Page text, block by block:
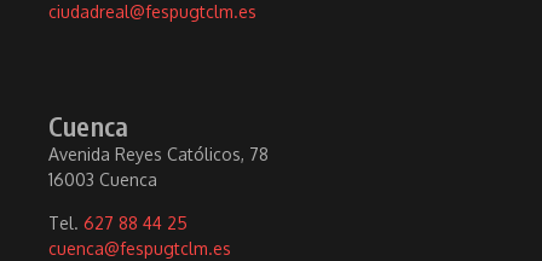
ciudadreal@fespugtclm.es
Cuenca
Avenida Reyes Católicos, 78
16003 Cuenca
Tel. 627 88 44 25
cuenca@fespugtclm.es